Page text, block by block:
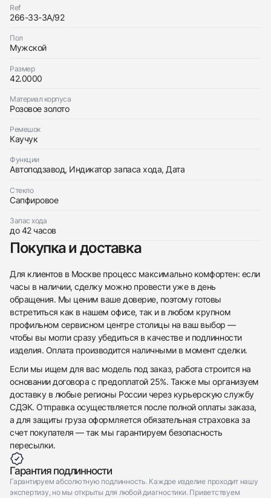
Ref
266-33-3A/92
Пол
Мужской
Размер
42.0000
Материал корпуса
Розовое золото
Ремешок
Каучук
Функции
Автоподзавод, Индикатор запаса хода, Дата
Стекло
Сапфировое
Запас хода
до 42 часов
Покупка и доставка
Для клиентов в Москве процесс максимально комфортен: если
часы в наличии, сделку можно провести уже в день
обращения. Мы ценим ваше доверие, поэтому готовы
встретиться как в нашем офисе, так и в любом крупном
профильном сервисном центре столицы на ваш выбор —
чтобы вы могли сразу убедиться в качестве и подлинности
изделия. Оплата производится наличными в момент сделки.
Если мы ищем для вас модель под заказ, работа строится на
основании договора с предоплатой 25%. Также мы организуем
доставку в любые регионы России через курьерскую службу
СДЭК. Отправка осуществляется после полной оплаты заказа,
а для защиты груза оформляется обязательная страховка за
счет покупателя — так мы гарантируем безопасность
пересылки.
Гарантия подлинности
Гарантируем абсолютную подлинность. Каждое изделие проходит нашу
экспертизу, но мы открыты для любой диагностики. Приветствуем
Оставьте ваши контактные данные и мы свяжемся
Отправить заявку
Bovet